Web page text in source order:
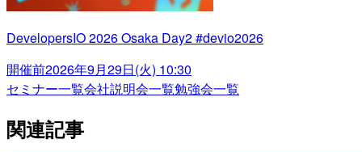
DevelopersIO 2026 Osaka Day2 #devio2026
開催前2026年9月29日(火) 10:30
セミナー一覧会社説明会一覧勉強会一覧
関連記事